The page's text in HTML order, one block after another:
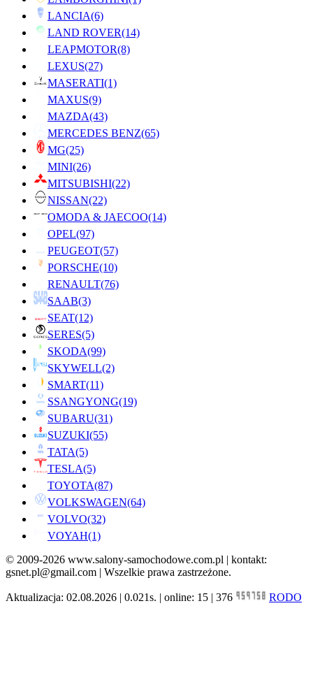
LANCIA(6)
LAND ROVER(14)
LEAPMOTOR(8)
LEXUS(27)
MASERATI(1)
MAXUS(9)
MAZDA(43)
MERCEDES BENZ(65)
MG(25)
MINI(26)
MITSUBISHI(22)
NISSAN(22)
OMODA & JAECOO(14)
OPEL(97)
PEUGEOT(57)
PORSCHE(10)
RENAULT(76)
SAAB(3)
SEAT(12)
SERES(5)
SKODA(99)
SKYWELL(2)
SMART(11)
SSANGYONG(19)
SUBARU(31)
SUZUKI(55)
TATA(5)
TESLA(5)
TOYOTA(87)
VOLKSWAGEN(64)
VOLVO(32)
VOYAH(1)
© 2009-2026 www.salony-samochodowe.com.pl | kontakt:
gsnet.pl@gmail.com | Wszelkie prawa zastrzeżone.
Aktualizacja: 02.08.2026 | 0.021s. | online: 15 | 376 RODO